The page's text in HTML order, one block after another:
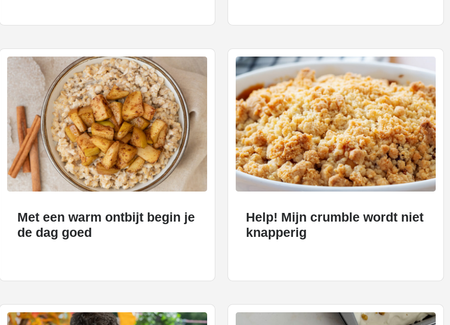
Met een warm ontbijt begin je
de dag goed
Help! Mijn crumble wordt niet
knapperig